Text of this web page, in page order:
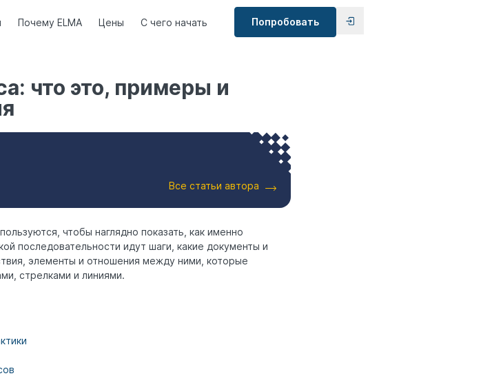
Почему ELMA Цены С чего начать Попробовать
что это, примеры и
Все статьи автора
чтобы наглядно показать, как именно
последовательности идут шаги, какие документы и
элементы и отношения между ними, которые
стрелками и линиями.